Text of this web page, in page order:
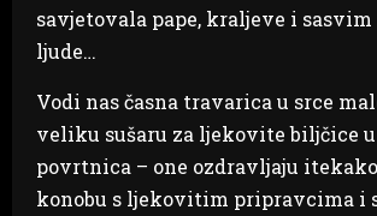
savjetovala pape, kraljeve i sasvim
ljude…
Vodi nas časna travarica u srce
veliku sušaru za ljekovite biljčice u
povrtnica – one ozdravljaju itekako
konobu s ljekovitim pripravcima i